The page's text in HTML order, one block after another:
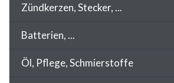
Zündkerzen, Stecker, ...
Batterien, ...
Öl, Pflege, Schmierstoffe